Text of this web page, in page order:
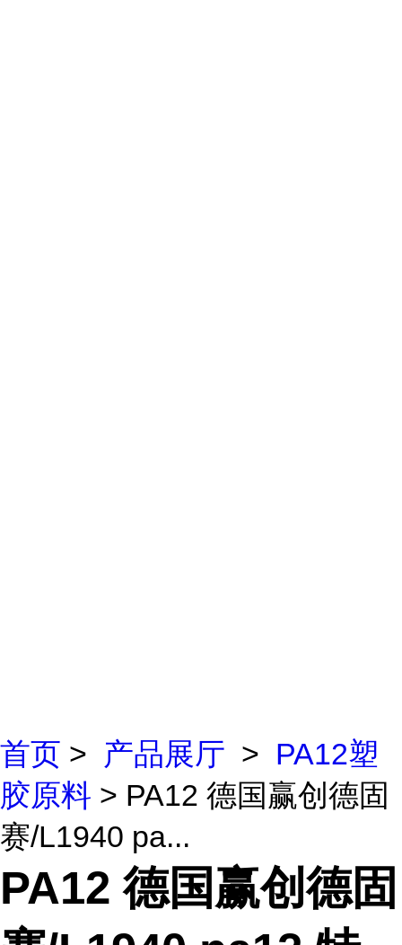
首页 > 产品展厅 > PA12塑
胶原料 > PA12 德国赢创德固
赛/L1940 pa...
PA12 德国赢创德固